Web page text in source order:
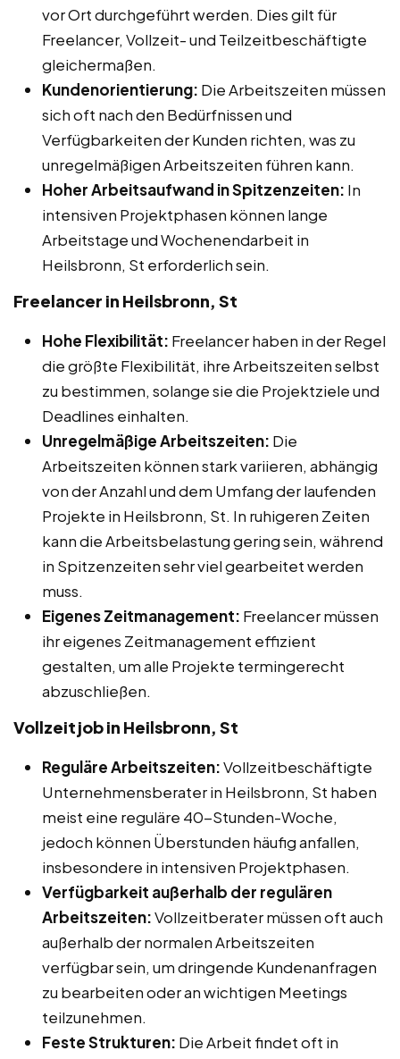
vor Ort durchgeführt werden. Dies gilt für
Freelancer, Vollzeit- und Teilzeitbeschäftigte
gleichermaßen.
Kundenorientierung: Die Arbeitszeiten müssen
sich oft nach den Bedürfnissen und
Verfügbarkeiten der Kunden richten, was zu
unregelmäßigen Arbeitszeiten führen kann.
Hoher Arbeitsaufwand in Spitzenzeiten: In
intensiven Projektphasen können lange
Arbeitstage und Wochenendarbeit in
Heilsbronn, St erforderlich sein.
Freelancer in Heilsbronn, St
Hohe Flexibilität: Freelancer haben in der Regel
die größte Flexibilität, ihre Arbeitszeiten selbst
zu bestimmen, solange sie die Projektziele und
Deadlines einhalten.
Unregelmäßige Arbeitszeiten: Die
Arbeitszeiten können stark variieren, abhängig
von der Anzahl und dem Umfang der laufenden
Projekte in Heilsbronn, St. In ruhigeren Zeiten
kann die Arbeitsbelastung gering sein, während
in Spitzenzeiten sehr viel gearbeitet werden
muss.
Eigenes Zeitmanagement: Freelancer müssen
ihr eigenes Zeitmanagement effizient
gestalten, um alle Projekte termingerecht
abzuschließen.
Vollzeitjob in Heilsbronn, St
Reguläre Arbeitszeiten:Vollzeitbeschäftigte
Unternehmensberater in Heilsbronn, St haben
meist eine reguläre 40-Stunden-Woche,
jedoch können Überstunden häufig anfallen,
insbesondere in intensiven Projektphasen.
Verfügbarkeit außerhalb der regulären
Arbeitszeiten:Vollzeitberater müssen oft auch
außerhalb der normalen Arbeitszeiten
verfügbar sein, um dringende Kundenanfragen
zu bearbeiten oder an wichtigen Meetings
teilzunehmen.
Feste Strukturen: Die Arbeit findet oft in